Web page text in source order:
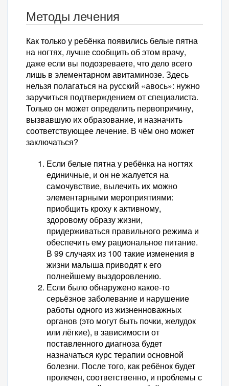
Методы лечения
Как только у ребёнка появились белые пятна
на ногтях, лучше сообщить об этом врачу,
даже если вы подозреваете, что дело всего
лишь в элементарном авитаминозе. Здесь
нельзя полагаться на русский «авось»: нужно
заручиться подтверждением от специалиста.
Только он может определить первопричину,
вызвавшую их образование, и назначить
соответствующее лечение. В чём оно может
заключаться?
Если белые пятна у ребёнка на ногтях
единичные, и он не жалуется на
самочувствие, вылечить их можно
элементарными мероприятиями:
приобщить кроху к активному,
здоровому образу жизни,
придерживаться правильного режима и
обеспечить ему рациональное питание.
В 99 случаях из 100 такие изменения в
жизни малыша приводят к его
полнейшему выздоровлению.
Если было обнаружено какое-то
серьёзное заболевание и нарушение
работы одного из жизненноважных
органов (это могут быть почки, желудок
или лёгкие), в зависимости от
поставленного диагноза будет
назначаться курс терапии основной
болезни. После того, как ребёнок будет
пролечен, соответственно, и проблемы с